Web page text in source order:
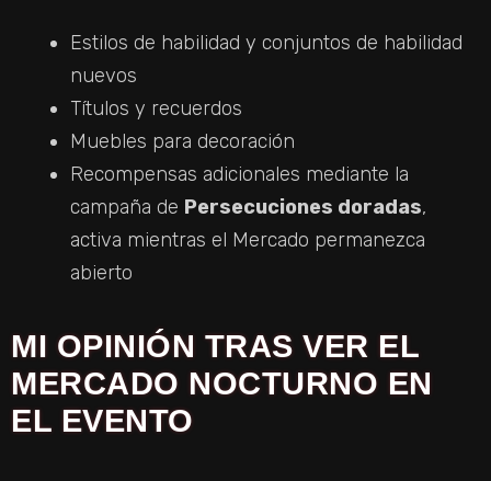
Estilos de habilidad y conjuntos de habilidad
nuevos
Títulos y recuerdos
Muebles para decoración
Recompensas adicionales mediante la
campaña de Persecuciones doradas,
activa mientras el Mercado permanezca
abierto
MI OPINIÓN TRAS VER EL
MERCADO NOCTURNO EN
EL EVENTO